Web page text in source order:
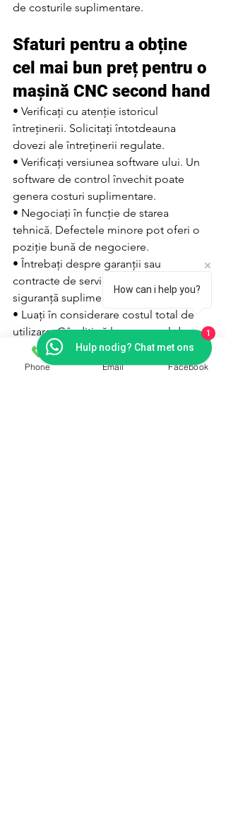
de costurile suplimentare.
Sfaturi pentru a obține
cel mai bun preț pentru o
mașină CNC second hand
• Verificați cu atenție istoricul
întreținerii. Solicitați întotdeauna
dovezi ale întreținerii regulate.
• Verificați versiunea software ului. Un
software de control învechit poate
genera costuri suplimentare.
• Negociați în funcție de starea
tehnică. Defectele minore pot oferi o
poziție bună de negociere.
• Întrebați despre garanții sau
contracte de service. Acestea pot oferi
siguranță suplimentară.
• Luați în considerare costul total de
utilizare. Gândiți vă la consumul de
energie, piesele de schimb și instruirea
personalului.
Phone Email Facebook
How can i help you?
Hulp nodig? Chat met ons
1